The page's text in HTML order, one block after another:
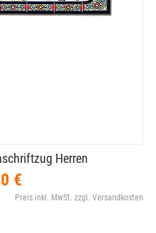
Herren
€
Preis inkl. MwSt. zzgl. Versandkosten